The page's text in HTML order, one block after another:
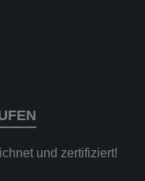
und zertifiziert!